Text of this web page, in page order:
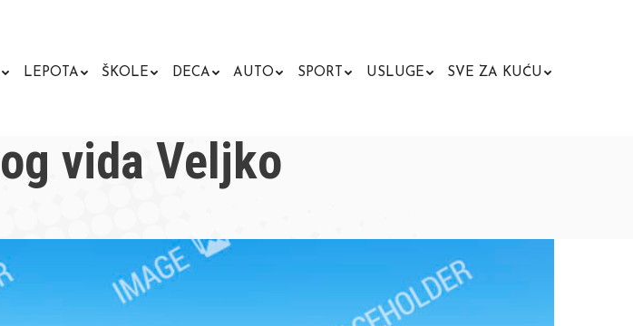
LEPOTA ŠKOLE DECA AUTO SPORT USLUGE SVE ZA KUĆU
vida Veljko